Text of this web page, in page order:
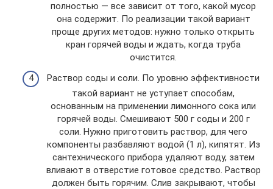
полностью — все зависит от того, какой мусор
она содержит. По реализации такой вариант
проще других методов: нужно только открыть
кран горячей воды и ждать, когда труба
очистится.
Раствор соды и соли. По уровню эффективности
такой вариант не уступает способам,
основанным на применении лимонного сока или
горячей воды. Смешивают 500 г соды и 200 г
соли. Нужно приготовить раствор, для чего
компоненты разбавляют водой (1 л), кипятят. Из
сантехнического прибора удаляют воду, затем
вливают в отверстие готовое средство. Раствор
должен быть горячим. Слив закрывают, чтобы